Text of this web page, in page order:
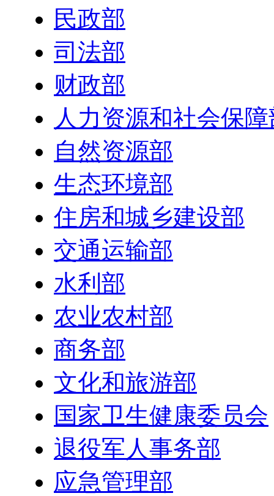
民政部
司法部
财政部
人力资源和社会保
自然资源部
生态环境部
住房和城乡建设部
交通运输部
水利部
农业农村部
商务部
文化和旅游部
国家卫生健康委员会
退役军人事务部
应急管理部